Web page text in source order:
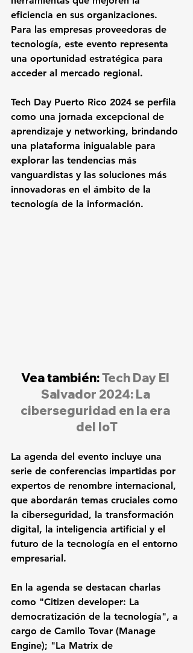
eficiencia en sus organizaciones.
Para las empresas proveedoras de
tecnología, este evento representa
una oportunidad estratégica para
acceder al mercado regional.
Tech Day Puerto Rico 2024 se perfila
como una jornada excepcional de
aprendizaje y networking, brindando
una plataforma inigualable para
explorar las tendencias más
vanguardistas y las soluciones más
innovadoras en el ámbito de la
tecnología de la información.
Vea también: Tech Day El
Salvador 2024: La
ciberseguridad en la era
del IoT
La agenda del evento incluye una
serie de conferencias impartidas por
expertos de renombre internacional,
que abordarán temas cruciales como
la ciberseguridad, la transformación
digital, la inteligencia artificial y el
futuro de la tecnología en el entorno
empresarial.
En la agenda se destacan charlas
como "Citizen developer: La
democratización de la tecnología", a
cargo de Camilo Tovar (Manage
Engine); "La Matrix de